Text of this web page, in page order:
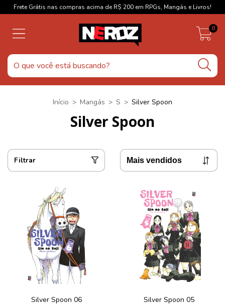
Frete Grátis nas compras acima de R$ 200 em RPGs, Mangás e Livros!
0
Início > Mangás > S > Silver Spoon
Silver Spoon
Filtrar
Silver Spoon 06 Silver Spoon 05